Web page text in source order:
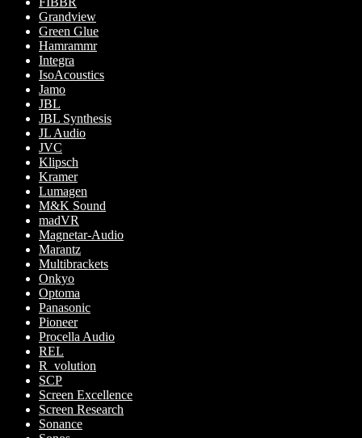
Grandview
Green Glue
Hamrammr
Integra
IsoAcoustics
Jamo
JBL
JBL Synthesis
JL Audio
JVC
Klipsch
Kramer
Lumagen
M&K Sound
madVR
Magnetar-Audio
Marantz
Multibrackets
Onkyo
Optoma
Panasonic
Pioneer
Procella Audio
REL
R_volution
SCP
Screen Excellence
Screen Research
Sonance